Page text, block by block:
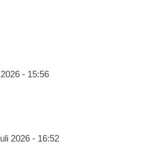
- 15:56
2026 - 16:52